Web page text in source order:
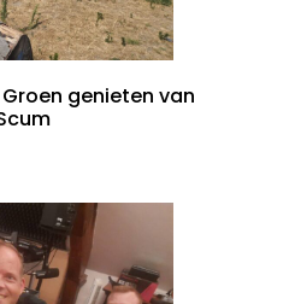
genieten van